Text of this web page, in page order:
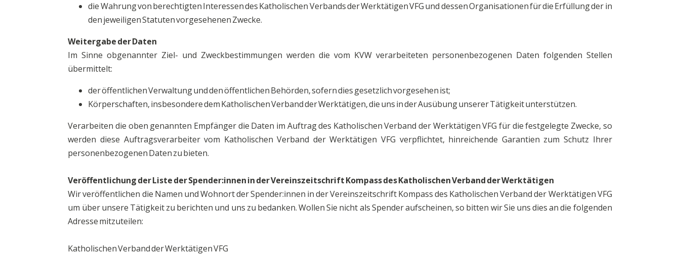
die Wahrung von berechtigten Interessen des Katholischen Verbands der Werktätigen VFG und dessen Organisationen für die Erfüllung der in
den jeweiligen Statuten vorgesehenen Zwecke.
Weitergabe der Daten
Im Sinne obgenannter Ziel- und Zweckbestimmungen werden die vom KVW verarbeiteten personenbezogenen Daten folgenden Stellen
übermittelt:
der öffentlichen Verwaltung und den öffentlichen Behörden, sofern dies gesetzlich vorgesehen ist;
Körperschaften, insbesondere dem Katholischen Verband der Werktätigen, die uns in der Ausübung unserer Tätigkeit unterstützen.
Verarbeiten die oben genannten Empfänger die Daten im Auftrag des Katholischen Verband der Werktätigen VFG für die festgelegte Zwecke, so
werden diese Auftragsverarbeiter vom Katholischen Verband der Werktätigen VFG verpflichtet, hinreichende Garantien zum Schutz Ihrer
personenbezogenen Daten zu bieten.
Veröffentlichung der Liste der Spender:innen in der Vereinszeitschrift Kompass des Katholischen Verband der Werktätigen
Wir veröffentlichen die Namen und Wohnort der Spender:innen in der Vereinszeitschrift Kompass des Katholischen Verband der Werktätigen VFG
um über unsere Tätigkeit zu berichten und uns zu bedanken. Wollen Sie nicht als Spender aufscheinen, so bitten wir Sie uns dies an die folgenden
Adresse mitzuteilen:
Katholischen Verband der Werktätigen VFG